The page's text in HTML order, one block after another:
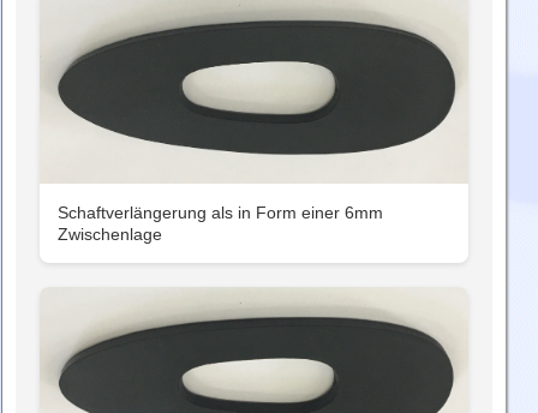
Schaftverlängerung als in Form einer 6mm
Zwischenlage